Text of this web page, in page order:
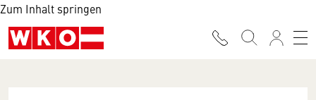
Zum Inhalt springen